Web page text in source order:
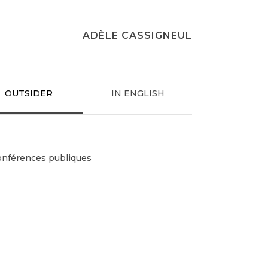
ADÈLE CASSIGNEUL
OUTSIDER IN ENGLISH
publiques